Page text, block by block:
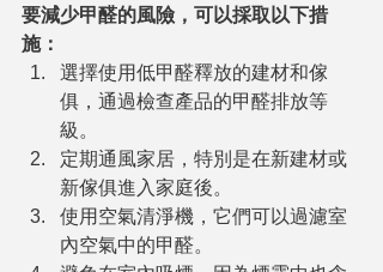
要減少甲醛的風險，可以採取以下措
施：
選擇使用低甲醛釋放的建材和傢
俱，通過檢查產品的甲醛排放等
級。
定期通風家居，特別是在新建材或
新傢俱進入家庭後。
使用空氣清淨機，它們可以過濾室
內空氣中的甲醛。